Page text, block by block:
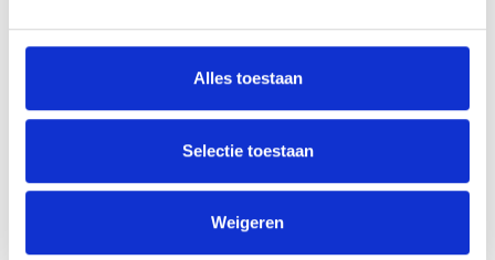
Alles toestaan
Selectie toestaan
Weigeren
cursus?
Je weet wat bij de BiM-werkwijze
belangrijk is.
Je hebt inzicht op welke manier je de BiM-